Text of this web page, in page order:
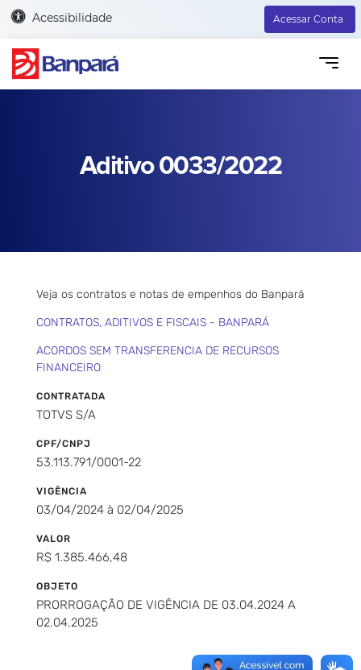
Acessibilidade Acessar Conta
Aditivo 0033/2022
Veja os contratos e notas de empenhos do Banpará
CONTRATOS, ADITIVOS E FISCAIS - BANPARÁ
ACORDOS SEM TRANSFERENCIA DE RECURSOS
FINANCEIRO
CONTRATADA
TOTVS S/A
CPF/CNPJ
53.113.791/0001-22
VIGÊNCIA
03/04/2024 à 02/04/2025
VALOR
R$ 1.385.466,48
OBJETO
PRORROGAÇÃO DE VIGÊNCIA DE 03.04.2024 A
02.04.2025